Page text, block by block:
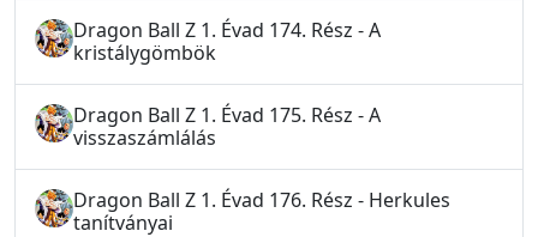
Dragon Ball Z 1. Évad 174. Rész - A
kristálygömbök
Dragon Ball Z 1. Évad 175. Rész - A
visszaszámlálás
Dragon Ball Z 1. Évad 176. Rész - Herkules
tanítványai